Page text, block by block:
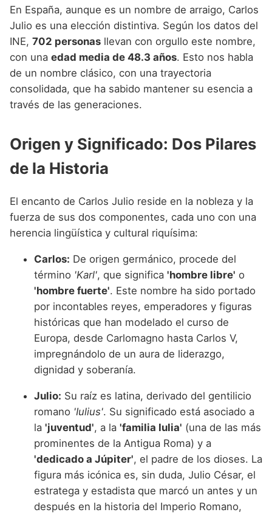
Nombres de niño que empiezan por N
Nombres de niño que empiezan por O
Nombres de niño que empiezan por P
Nombres de niño que empiezan por Q
Nombres de niño que empiezan por S
Nombres de niño que empiezan por T
Nombres de niño que empiezan por V
Nombres de niño que empiezan por W
Nombres de niño que empiezan por X
Nombres de niño que empiezan por Y
Nombres de niño que empiezan por Z
Nombres de Niño Navarros
Nombres de Niño Riojanos
Nombres de Niño Valencianos
Nombres de Niño Vascos
Nombres de Niño Judíos
Nombres de Niño Marroquíes
Nombres de Niño Portugueses
Nombres de Niño Rumanos
Nombres de Niño Rusos
En España, aunque es un nombre de arraigo, Carlos
Julio es una elección distintiva. Según los datos del
INE, 702 personas llevan con orgullo este nombre,
con una edad media de 48.3 años. Esto nos habla
de un nombre clásico, con una trayectoria
consolidada, que ha sabido mantener su esencia a
través de las generaciones.
Origen y Significado: Dos Pilares
de la Historia
El encanto de Carlos Julio reside en la nobleza y la
fuerza de sus dos componentes, cada uno con una
herencia lingüística y cultural riquísima:
Carlos: De origen germánico, procede del
término 'Karl', que significa 'hombre libre' o
'hombre fuerte'. Este nombre ha sido portado
por incontables reyes, emperadores y figuras
históricas que han modelado el curso de
Europa, desde Carlomagno hasta Carlos V,
impregnándolo de un aura de liderazgo,
dignidad y soberanía.
Julio: Su raíz es latina, derivado del gentilicio
romano 'Iulius'. Su significado está asociado a
la 'juventud', a la 'familia Iulia' (una de las más
prominentes de la Antigua Roma) y a
'dedicado a Júpiter', el padre de los dioses. La
figura más icónica es, sin duda, Julio César, el
estratega y estadista que marcó un antes y un
después en la historia del Imperio Romano,